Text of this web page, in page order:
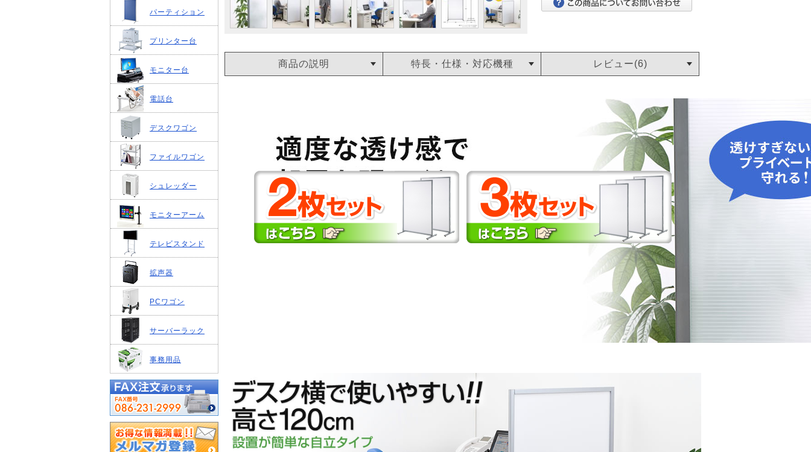
パーティション
プリンター台
モニター台
電話台
デスクワゴン
ファイルワゴン
シュレッダー
モニターアーム
テレビスタンド
拡声器
PCワゴン
サーバーラック
事務用品
商品の説明 特長・仕様・対応機種 レビュー(6)